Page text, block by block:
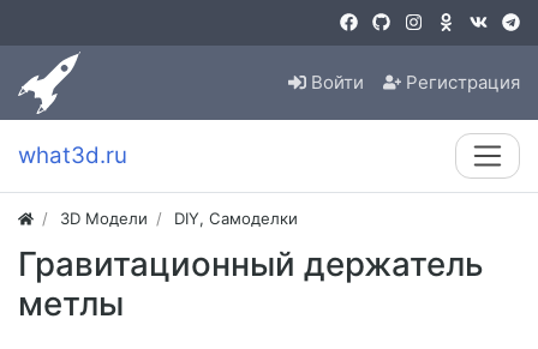
Войти Регистрация
what3d.ru
3D Модели DIY, Самоделки
Гравитационный держатель
метлы